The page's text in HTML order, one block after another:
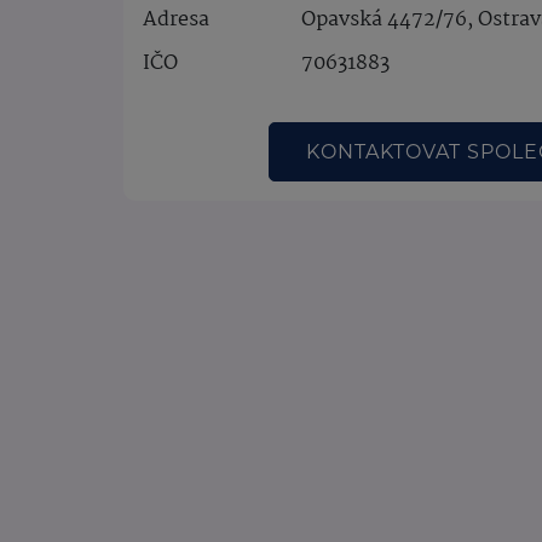
Adresa
Opavská 4472/76,
IČO
70631883
KONTAKTOVAT